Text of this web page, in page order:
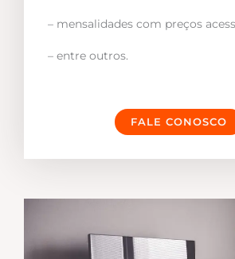
– mensalidades com preços
– entre outros.
FALE CONOSCO